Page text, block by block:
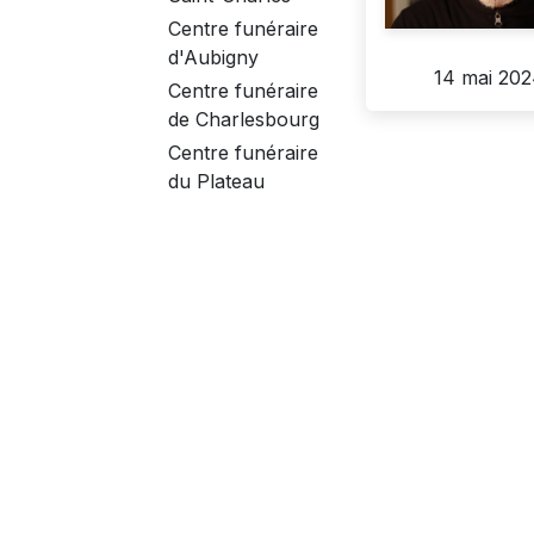
Centre funéraire
d'Aubigny
Centre funéraire
de Charlesbourg
Centre funéraire
du Plateau
14 mai